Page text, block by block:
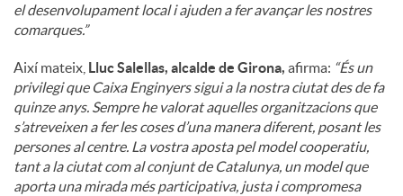
el desenvolupament local i ajuden a fer avançar les nostres
comarques.”
Així mateix, Lluc Salellas, alcalde de Girona, afirma: “És un
privilegi que Caixa Enginyers sigui a la nostra ciutat des de fa
quinze anys. Sempre he valorat aquelles organitzacions que
s’atreveixen a fer les coses d’una manera diferent, posant les
persones al centre. La vostra aposta pel model cooperatiu,
tant a la ciutat com al conjunt de Catalunya, un model que
aporta una mirada més participativa, justa i compromesa